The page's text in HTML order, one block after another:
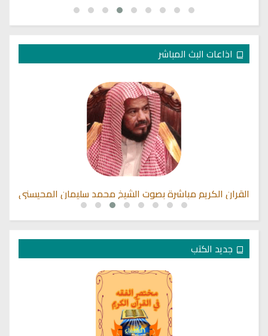
اذاعات البث المباشر
القران الكريم مباشرة بصوت الشيخ محمد سليمان المحيسني
جديد الكتب